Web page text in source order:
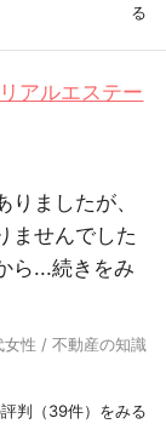
る
アルエステー
ましたが、
ませんでした
ら...続きをみ
性 / 不動産の知識
判（39件）をみる